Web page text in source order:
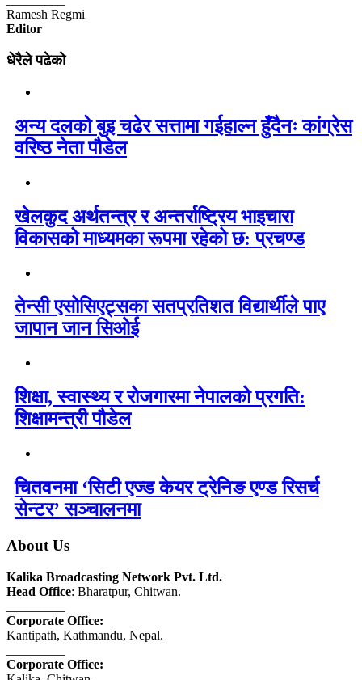
Ramesh Regmi
Editor
धेरैले पढेको
अन्य दलको बुइ चढेर सत्तामा गईहाल्न हुँदैनः कांग्रेस
वरिष्ठ नेता पौडेल
खेलकुद अर्थतन्त्र र अन्तर्राष्ट्रिय भाइचारा
विकासको माध्यमका रूपमा रहेको छ: प्रचण्ड
तेन्सी एसोसिएट्सका सतप्रतिशत विद्यार्थीले पाए
जापान जान सिओई
शिक्षा, स्वास्थ्य र रोजगारमा नेपालको प्रगति:
शिक्षामन्त्री पौडेल
चितवनमा ‘सिटी एज्ड केयर ट्रेनिङ एण्ड रिसर्च
सेन्टर’ सञ्चालनमा
About Us
Kalika Broadcasting Network Pvt. Ltd.
Head Office: Bharatpur, Chitwan.
Corporate Office:
Kantipath, Kathmandu, Nepal.
Corporate Office: